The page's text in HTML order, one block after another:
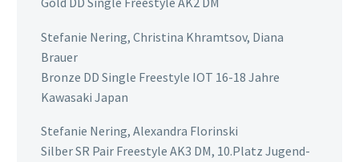
Stefanie Nering, Christina Khramtsov, Diana
Brauer
Bronze DD Single Freestyle IOT 16-18 Jahre
Kawasaki Japan
Stefanie Nering, Alexandra Florinski
Silber SR Pair Freestyle AK3 DM, 10.Platz Jugend-